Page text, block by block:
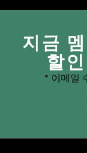
지금
할
* 이메일